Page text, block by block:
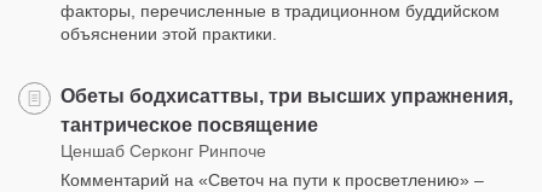
факторы, перечисленные в традиционном буддийском
объяснении этой практики.
Обеты бодхисаттвы, три высших упражнения,
тантрическое посвящение
Ценшаб Серконг Ринпоче
Комментарий на «Светоч на пути к просветлению» –